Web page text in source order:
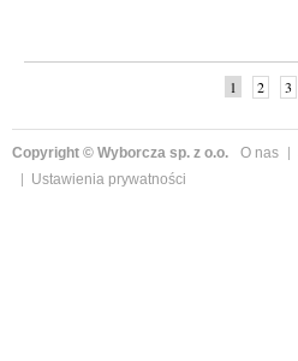
1 2 3
Copyright © Wyborcza sp. z o.o. O nas
Ustawienia prywatności